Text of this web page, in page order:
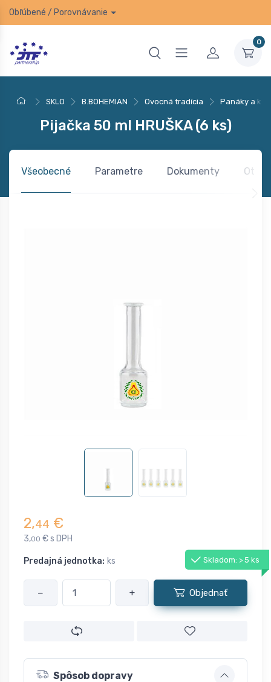
Obľúbené / Porovnávanie
0
SKLO B.BOHEMIAN Ovocná tradícia Panáky a
Pijačka 50 ml HRUŠKA (6 ks)
Všeobecné Parametre Dokumenty
2,44 €
3,00 € s DPH
Predajná jednotka: ks Skladom: > 5 ks
− + Objednať
Spôsob dopravy